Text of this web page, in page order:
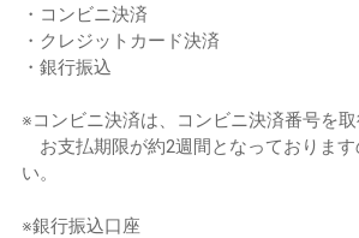
・コンビニ決済
・クレジットカード決済
・銀行振込
※コンビニ決済は、コンビニ決済番号を取
お支払期限が約2週間となっております
い。
※銀行振込口座